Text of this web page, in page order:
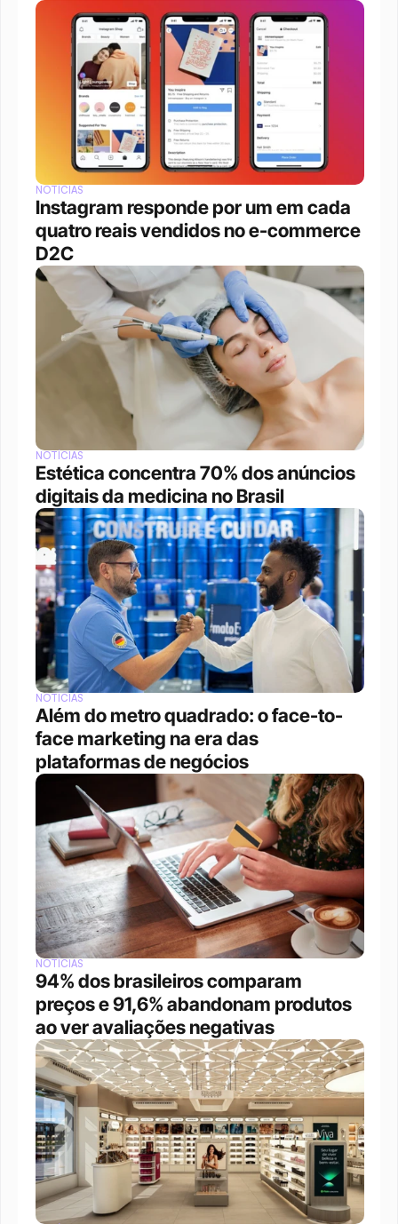
NOTÍCIAS
Instagram responde por um em cada
quatro reais vendidos no e-commerce
D2C
NOTÍCIAS
Estética concentra 70% dos anúncios
digitais da medicina no Brasil
NOTÍCIAS
Além do metro quadrado: o face-to-
face marketing na era das
plataformas de negócios
NOTÍCIAS
94% dos brasileiros comparam
preços e 91,6% abandonam produtos
ao ver avaliações negativas